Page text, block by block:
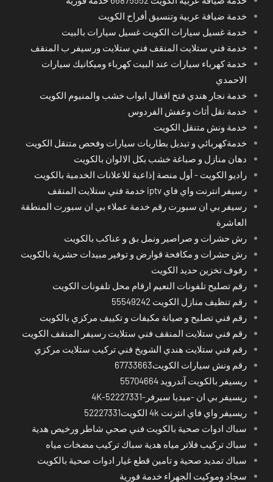
خدمة ضيافة عربية وتنسيق أفراح الكويت
خدمة غسيل سيارات الكويت غسيل سيارات بالبيت
خدمة فني ستلايت المنقف فني ستلايت ورسيفر ب المنقف
خدمة كهرباء سيارات عند البيت كهرباء وميكانيك سيارات
الاحمدي
خدمة نجار هندي فتح اقفال ابواب خشب والمنيوم الكويت
خدمة نقل أثاث وعفش الفردوس
خدمة ونش متنقل الكويت
خدمةكهربائي و تبديل بطاريات سيارات وفحص متنقل الكويت
دهان منازل و صباغة خشب بكل الالوان بالكويت
راديو الكويت - أول منصة إذاعية للاعلانات الخدمية بالكويت
رسيفر انترنت واي فاي iptv خدمة فني ستلايت المنقف
رسيفر بي ان سبورت رقم خدمة عملاء بي ان سبورت المنطقة
العاشرة
رش حشرات و صراصير ونمل بق و عناكب بالكويت
رش حشرات و مكافحة قوارض و توفير مبيدات حشرية بالكويت
رفوف تخزين حديد الكويت
رقم تصليح تلفونات النعيم ارقام محل تلفونات الكويت
رقم تنظيف منازل الكويت 55549242
رقم فني تصليح و صيانة مكيفات و تكييف مركزي بالكويت
رقم فني ستلايت المنقف فني ستلايت رسيفر المنقف الكويت
رقم فني ستلايت هندي الشويخ فني تركيب ستلايت مركزي
رقم ونش سيارات الكويت67733663
ريسيفر بالكويت آندرويد 55704664
ريسيفر بي ان -ميديا سيرفر-4K-52227331
ريسيفر واي فاي انترنت 4k الكويت52227331
سباك ادوات صحية بالكويت فني صحي شاطر ورخيص هدية
سباك تركيب فلاتر مياه هدية سباك تركيب مضخات مياه
سباك تمديد صحية و تامين قطع غيار ادوات صحية بالكويت
سجاد وموكيت الجهراء خدمة فورية